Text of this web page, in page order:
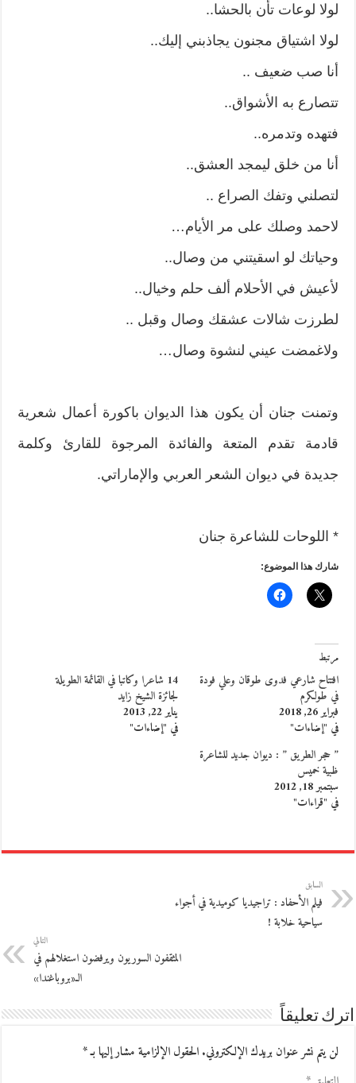
لولا لوعات تأن بالحشا..
لولا اشتياق مجنون يجاذبني إليك..
أنا صب ضعيف ..
تتصارع به الأشواق..
فتهده وتدمره..
أنا من خلق ليمجد العشق..
لتصلني وتفك الصراع ..
لاحمد وصلك على مر الأيام…
وحياتك لو اسقيتني من وصال..
لأعيش في الأحلام ألف حلم وخيال..
لطرزت شالات عشقك وصال وقبل ..
ولاغمضت عيني لنشوة وصال…
وتمنت جنان أن يكون هذا الديوان باكورة أعمال شعرية
قادمة تقدم المتعة والفائدة المرجوة للقارئ وكلمة
جديدة في ديوان الشعر العربي والإماراتي.
* اللوحات للشاعرة جنان
شارك هذا الموضوع:
مرتبط
افتتاح شارعي فدوى طوقان وعلي فودة
في طولكرم
فبراير 26, 2018
في "إضاءات"
14 شاعرا وكاتبا في القائمة الطويلة
لجائزة الشيخ زايد
يناير 22, 2013
في "إضاءات"
” حجر الطريق ” : ديوان جديد للشاعرة
ظبية خميس
سبتمبر 18, 2012
في "قراءات"
السابق
فيلم الأحفاد : تراجيديا كوميدية في أجواء
سياحية خلابة !
التالي
المثقفون السوريون ويرفضون استغلالهم في
الـ«بروباغندا»
اترك تعليقاً
لن يتم نشر عنوان بريدك الإلكتروني.الحقول الإلزامية مشار إليها بـ*